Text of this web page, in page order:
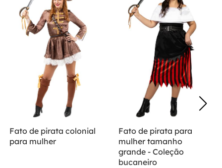
Fato de pirata colonial
para mulher
Fato de pirata para
mulher tamanho
grande - Coleção
bucaneiro